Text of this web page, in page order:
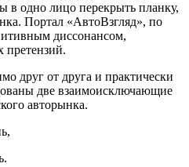
в одно лицо перекрыть планку,
Портал «АвтоВзгляд», по
диссонансом,
претензий.
друг от друга и практически
две взаимоисключающие
авторынка.